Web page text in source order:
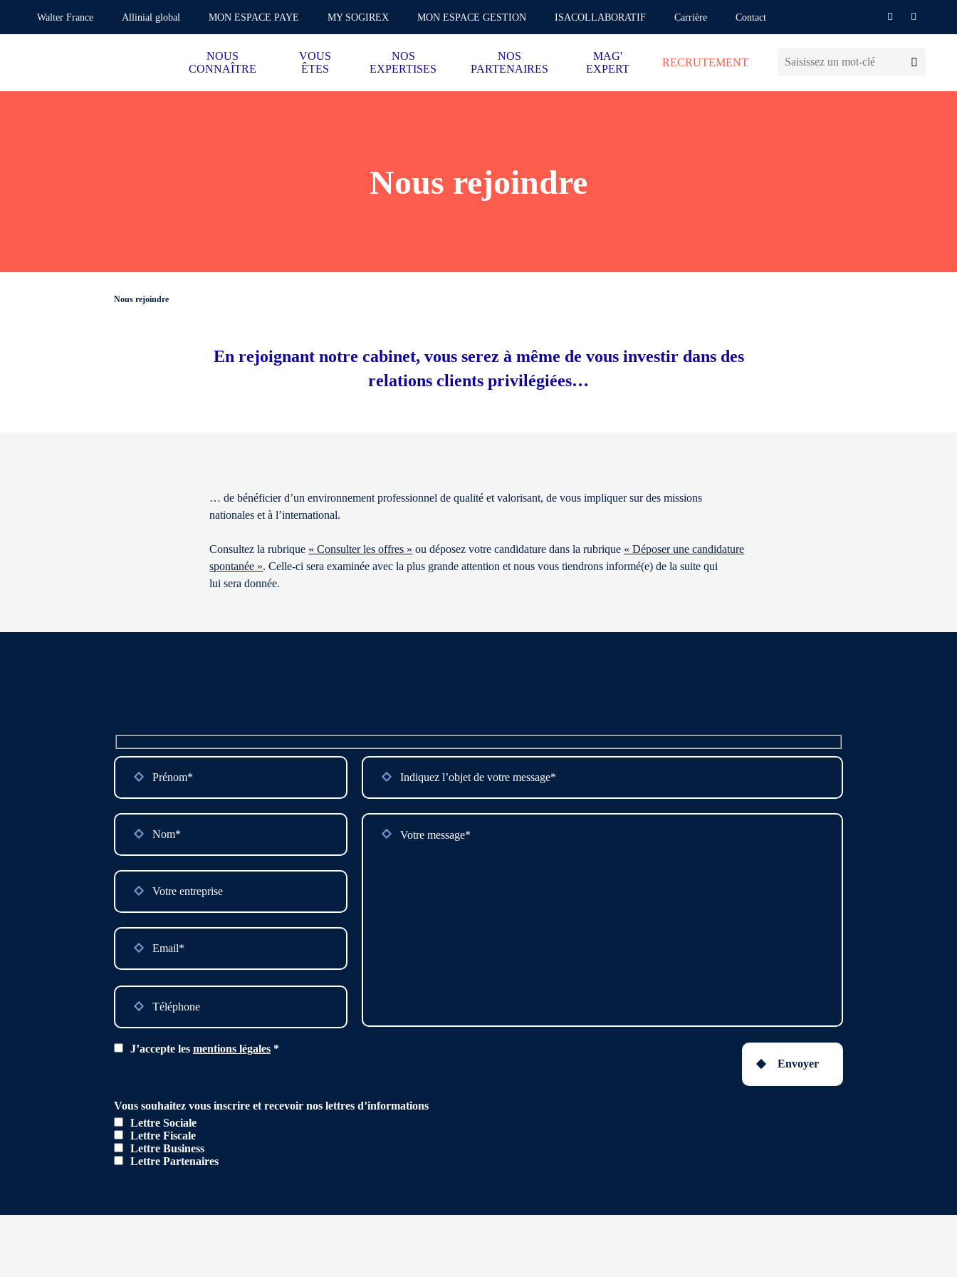
Walter France Allinial global MON ESPACE PAYE MY SOGIREX MON ESPACE GESTION ISACOLLABORATIF Carrière Contact
NOUS
CONNAÎTRE
VOUS
ÊTES
NOS
EXPERTISES
NOS
PARTENAIRES
MAG'
EXPERT
RECRUTEMENT
Nous rejoindre
Nous rejoindre
En rejoignant notre cabinet, vous serez à même de vous investir dans des
relations clients privilégiées…
… de bénéficier d’un environnement professionnel de qualité et valorisant, de vous impliquer sur des missions
nationales et à l’international.
Consultez la rubrique « Consulter les offres » ou déposez votre candidature dans la rubrique « Déposer une candidature
spontanée ». Celle-ci sera examinée avec la plus grande attention et nous vous tiendrons informé(e) de la suite qui
lui sera donnée.
Please
field
J’accepte les mentions légales *
Vous souhaitez vous inscrire et recevoir nos lettres d’informations
Lettre Sociale
Lettre Fiscale
Lettre Business
Lettre Partenaires
Envoyer